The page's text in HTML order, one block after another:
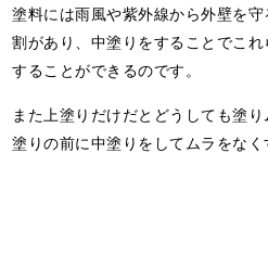
塗料には雨風や紫外線から外壁を
割があり、中塗りをすることでこ
することができるのです。
また上塗りだけだとどうしても塗
塗りの前に中塗りをしてムラをなく